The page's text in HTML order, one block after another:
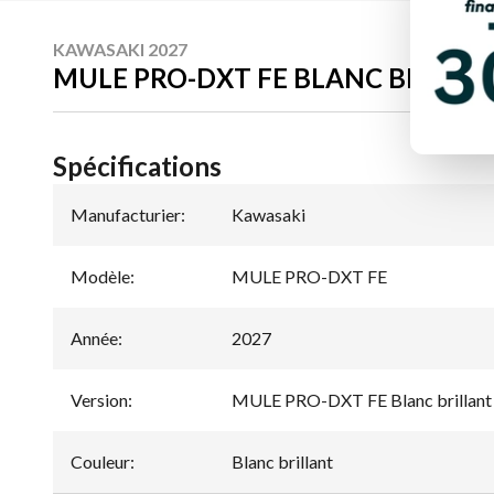
KAWASAKI 2027
MULE PRO-DXT FE BLANC
Spécifications
Manufacturier: Kawasaki
Modèle: MULE PRO-DXT FE
Année: 2027
Version: MULE PRO-DXT FE Blanc brillant
Couleur: Blanc brillant